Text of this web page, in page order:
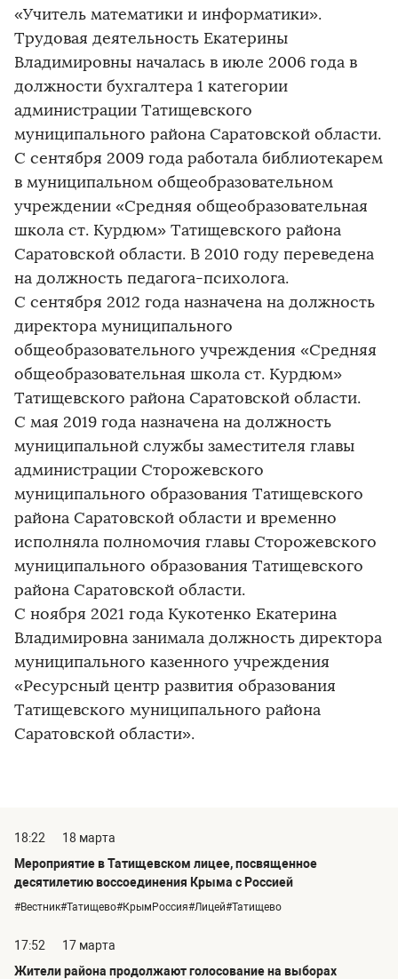
«Учитель математики и информатики».
Трудовая деятельность Екатерины
Владимировны началась в июле 2006 года в
должности бухгалтера 1 категории
администрации Татищевского
муниципального района Саратовской области.
С сентября 2009 года работала библиотекарем
в муниципальном общеобразовательном
учреждении «Средняя общеобразовательная
школа ст. Курдюм» Татищевского района
Саратовской области. В 2010 году переведена
на должность педагога-психолога.
С сентября 2012 года назначена на должность
директора муниципального
общеобразовательного учреждения «Средняя
общеобразовательная школа ст. Курдюм»
Татищевского района Саратовской области.
С мая 2019 года назначена на должность
муниципальной службы заместителя главы
администрации Сторожевского
муниципального образования Татищевского
района Саратовской области и временно
исполняла полномочия главы Сторожевского
муниципального образования Татищевского
района Саратовской области.
С ноября 2021 года Кукотенко Екатерина
Владимировна занимала должность директора
муниципального казенного учреждения
«Ресурсный центр развития образования
Татищевского муниципального района
Саратовской области».
18:22
18 марта
Мероприятие в Татищевском лицее, посвященное
десятилетию воссоединения Крыма с Россией
#Вестник#Татищево#КрымРоссия#Лицей#Татищево
17:52
17 марта
Жители района продолжают голосование на выборах